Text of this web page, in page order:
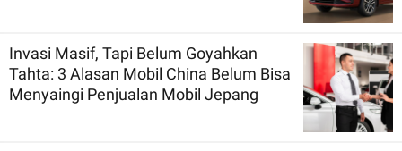
Invasi Masif, Tapi Belum Goyahkan
Tahta: 3 Alasan Mobil China Belum Bisa
Menyaingi Penjualan Mobil Jepang